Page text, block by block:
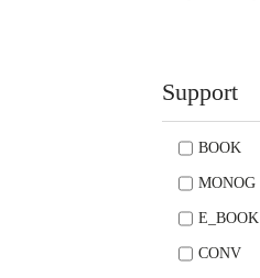
Support
BOOK
MONOG
E_BOOK
CONV